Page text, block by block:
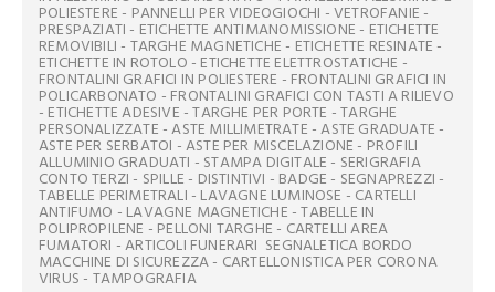
POLIESTERE - PANNELLI PER VIDEOGIOCHI - VETROFANIE -
PRESPAZIATI - ETICHETTE ANTIMANOMISSIONE - ETICHETTE
REMOVIBILI - TARGHE MAGNETICHE - ETICHETTE RESINATE -
ETICHETTE IN ROTOLO - ETICHETTE ELETTROSTATICHE -
FRONTALINI GRAFICI IN POLIESTERE - FRONTALINI GRAFICI IN
POLICARBONATO - FRONTALINI GRAFICI CON TASTI A RILIEVO
- ETICHETTE ADESIVE - TARGHE PER PORTE - TARGHE
PERSONALIZZATE - ASTE MILLIMETRATE - ASTE GRADUATE -
ASTE PER SERBATOI - ASTE PER MISCELAZIONE - PROFILI
ALLUMINIO GRADUATI - STAMPA DIGITALE - SERIGRAFIA
CONTO TERZI - SPILLE - DISTINTIVI - BADGE - SEGNAPREZZI -
TABELLE PERIMETRALI - LAVAGNE LUMINOSE - CARTELLI
ANTIFUMO - LAVAGNE MAGNETICHE - TABELLE IN
POLIPROPILENE - PELLONI TARGHE - CARTELLI AREA
FUMATORI - ARTICOLI FUNERARI  SEGNALETICA BORDO
MACCHINE DI SICUREZZA - CARTELLONISTICA PER CORONA
VIRUS - TAMPOGRAFIA